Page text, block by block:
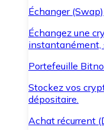
Échanger (Swap)
Échangez une
instantanément,
Portefeuille
Stockez vos
dépositaire.
Achat récurrent